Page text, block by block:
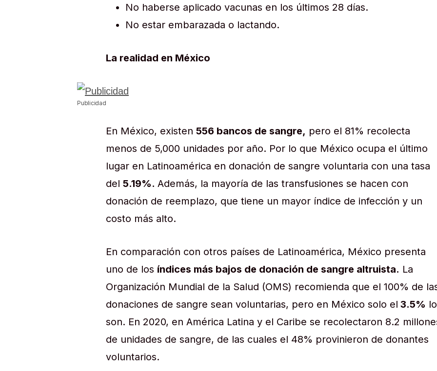
No haberse aplicado vacunas en los últimos 28 días.
No estar embarazada o lactando.
La realidad en México
Publicidad
En México, existen 556 bancos de sangre, pero el 81% recolecta
menos de 5,000 unidades por año. Por lo que México ocupa el último
lugar en Latinoamérica en donación de sangre voluntaria con una tasa
del 5.19%. Además, la mayoría de las transfusiones se hacen con
donación de reemplazo, que tiene un mayor índice de infección y un
costo más alto.
En comparación con otros países de Latinoamérica, México presenta
uno de los índices más bajos de donación de sangre altruista. La
Organización Mundial de la Salud (OMS) recomienda que el 100% de
donaciones de sangre sean voluntarias, pero en México solo el 3.5% lo
son. En 2020, en América Latina y el Caribe se recolectaron 8.2
de unidades de sangre, de las cuales el 48% provinieron de donantes
voluntarios.